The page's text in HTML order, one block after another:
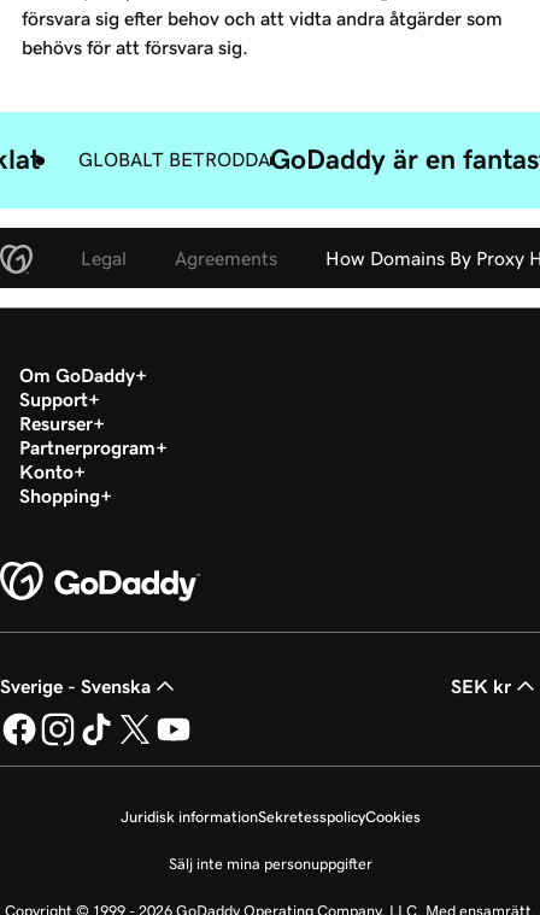
försvara sig efter behov och att vidta andra åtgärder som
behövs för att försvara sig.
GLOBALT BETRODDAGoDaddy är en
Legal Agreements How Domains By Proxy
Om GoDaddy
Support
Resurser
Partnerprogram
Konto
Shopping
Sverige - Svenska SEK kr
Juridisk informationSekretesspolicyCookies
Sälj inte mina personuppgifter
Copyright © 1999 - 2026 GoDaddy Operating Company, LLC. Med ensamrätt.